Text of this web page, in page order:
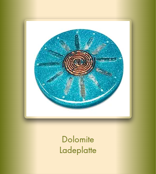
Dolomite
Ladeplatte